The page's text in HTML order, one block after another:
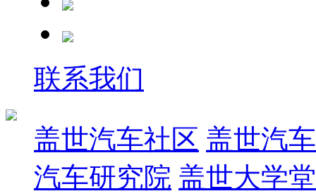
联系我们
盖世汽车社区 盖世汽
汽车研究院 盖世大学堂